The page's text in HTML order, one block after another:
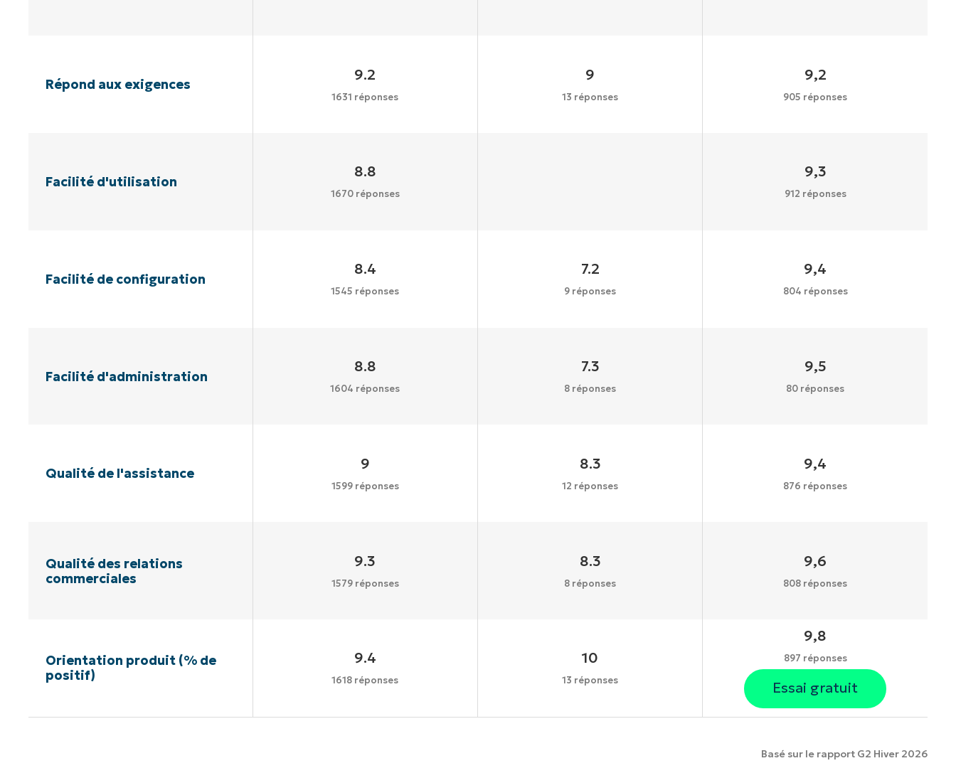
Répond aux exigences
9.2
1631 réponses
9
13 réponses
9,2
905 réponses
Facilité d'utilisation
8.8
1670 réponses
9,3
912 réponses
Facilité de configuration
8.4
1545 réponses
7.2
9 réponses
9,4
804 réponses
Facilité d'administration
8.8
1604 réponses
7.3
8 réponses
9,5
80 réponses
Qualité de l'assistance
9
1599 réponses
8.3
12 réponses
9,4
876 réponses
Qualité des relations
commerciales
9.3
1579 réponses
8.3
8 réponses
9,6
808 réponses
Orientation produit (% de
positif)
9.4
1618 réponses
10
13 réponses
9,8
897 réponses
Essai gratuit
Basé sur le rapport G2 Hiver 2026